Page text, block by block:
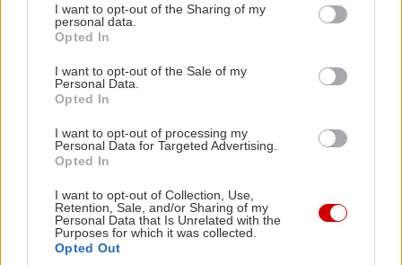
not limited to your visit or usage behaviour. You may click to
grant or deny consent to Google and its third-party tags to
use your data for below specified purposes in below Google
consent section.
I want to opt-out of the Sharing of my
personal data.
Opted In
I want to opt-out of the Sale of my
Personal Data.
Opted In
I want to opt-out of processing my
Personal Data for Targeted Advertising.
Opted In
I want to opt-out of Collection, Use,
Retention, Sale, and/or Sharing of my
Personal Data that Is Unrelated with the
Purposes for which it was collected.
Opted Out
περίπου 20 λεπτά, και από εδώ σε λίγα λεπτά
ακόμα βρίσκεσαι στον δεύτερο, εκείνον που
σχηματίζει την απόλυτη γαλάζια λίμνη γύρω του,
ό,τι πρέπει για παγωμένες βουτιές, κι έχει και
άφθονες «παραλιούλες» κάτω από τα πλατάνια
του, για να στρώσεις την πετσέτα σου και να
χαζεύεις το τοπίο με τις ώρες.
Το φαράγγι της Νέδας είναι μεγάλο, δεν
εξαντλείται σε αυτή τη σύντομη πεζοπορία στους